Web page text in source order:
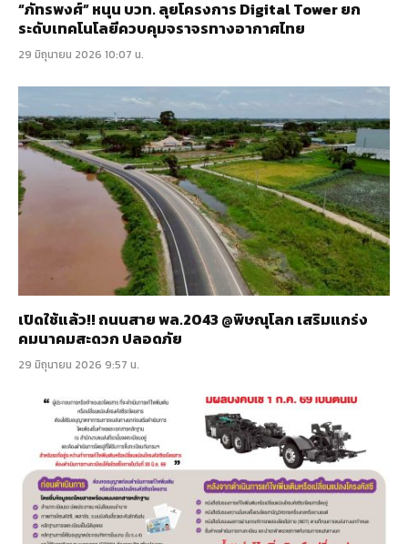
“ภัทรพงศ์” หนุน บวท. ลุยโครงการ Digital Tower ยก
ระดับเทคโนโลยีควบคุมจราจรทางอากาศไทย
29 มิถุนายน 2026 10:07 น.
เปิดใช้แล้ว!! ถนนสาย พล.2043 @พิษณุโลก เสริมแกร่ง
คมนาคมสะดวก ปลอดภัย
29 มิถุนายน 2026 9:57 น.